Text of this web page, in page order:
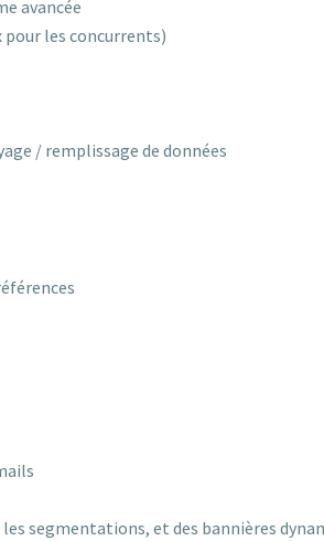
avancée
pour les concurrents)
/ remplissage de données
segmentations, et des bannières